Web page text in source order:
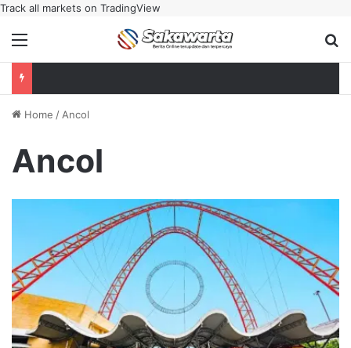
Track all markets on TradingView
Menu
Home /Ancol
Ancol